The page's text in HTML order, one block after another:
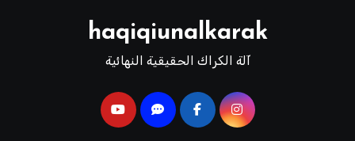
haqiqiunalkarak
آلة الكراك الحقيقية النهائية